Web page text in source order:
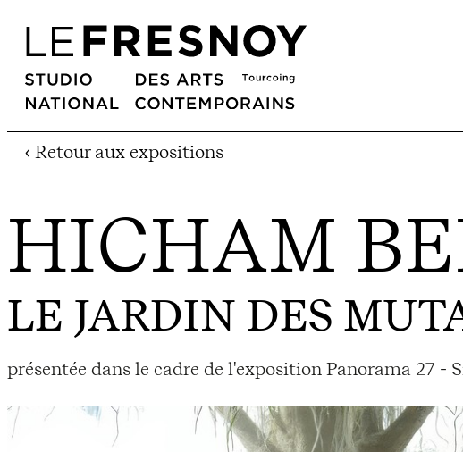
‹ Retour aux expositions
HICHAM
LE JARDIN DES
présentée dans le cadre de l'exposition Panorama 27 -